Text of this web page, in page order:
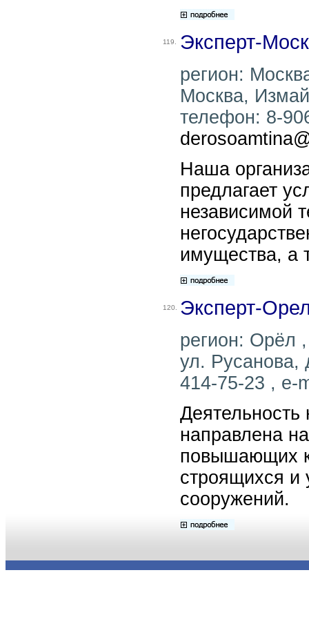
119. Эксперт-
регион:
Москва,
телефон: 8-
Наша
предлагает
независимой
имущества, а
120. Эксперт-
регион: Орёл
ул. Русанова,
414-75-23 , e-
направлена
повышающих
строящихся и
сооружений.